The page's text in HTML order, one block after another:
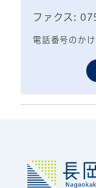
ファクス:
電話番号のか